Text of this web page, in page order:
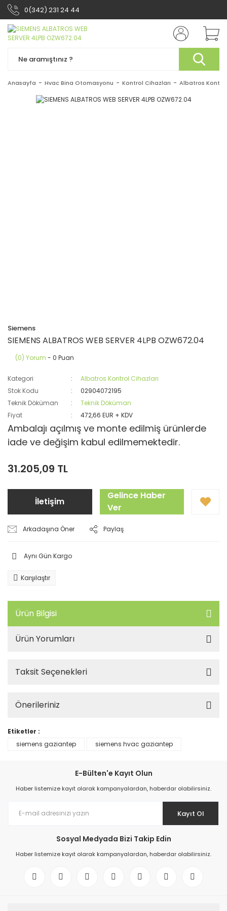
0(342) 231 24 44
Anasayfa Hvac Bina Otomasyonu Kontrol Cihazları Albatros
Siemens
SIEMENS ALBATROS WEB SERVER 4LPB OZW672.04
(0) Yorum - 0 Puan
Kategori
Albatros Kontrol Cihazları
Stok Kodu
02904072195
Teknik Döküman
Teknik Döküman
Fiyat
472,66 EUR + KDV
Ambalajı açılmış ve monte edilmiş ürünlerde
iade ve değişim kabul edilmemektedir.
31.205,09 TL
İletişim
Gelince Haber
Ver
Arkadaşına Öner Paylaş
Aynı Gün Kargo
Karşılaştır
Ürün Bilgisi
Ürün Yorumları
Taksit Seçenekleri
Önerileriniz
Etiketler :
siemens gaziantep
siemens hvac gaziantep
E-Bülten'e Kayıt Olun
Haber listemize kayıt olarak kampanyalardan, haberdar olabilirsiniz.
Kayıt Ol
Sosyal Medyada Bizi Takip Edin
Haber listemize kayıt olarak kampanyalardan, haberdar olabilirsiniz.